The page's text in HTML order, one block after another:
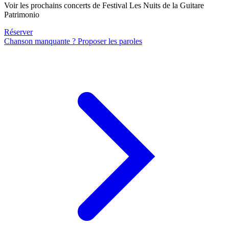
Voir les prochains concerts de Festival Les Nuits de la Guitare
Patrimonio
Réserver
Chanson manquante ? Proposer les paroles